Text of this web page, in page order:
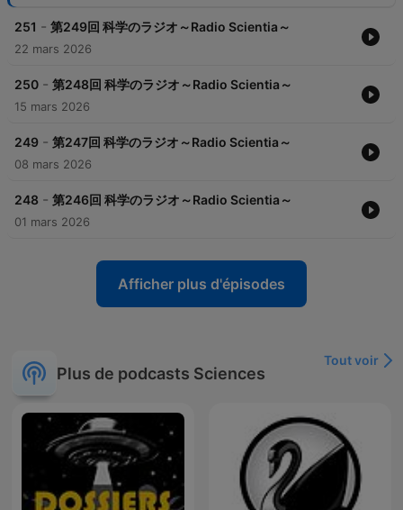
251 - 第249回 科学のラジオ～Radio Scientia～
22 mars 2026
250 - 第248回 科学のラジオ～Radio Scientia～
15 mars 2026
249 - 第247回 科学のラジオ～Radio Scientia～
08 mars 2026
248 - 第246回 科学のラジオ～Radio Scientia～
01 mars 2026
Afficher plus d'épisodes
Plus de podcasts Sciences
Tout voir